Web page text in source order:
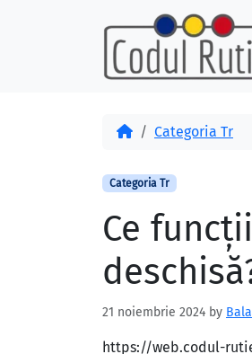
AcasăCategoria Tr
Categoria Tr
Ce
21 noiembrie 2024 by
https://web.codul-